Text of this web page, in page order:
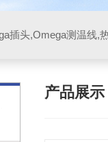
产品展示